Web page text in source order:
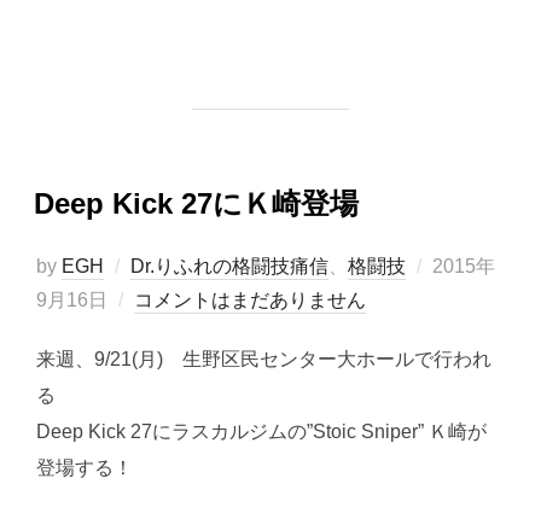
Deep Kick 27にＫ崎登場
by EGH Dr.りふれの格闘技痛信、 格闘技
投
2015年
9月16日
コメントはまだありません
来週、9/21(月) 生野区民センター大ホールで行われ
る
Deep Kick 27にラスカルジムの”Stoic Sniper” Ｋ崎が
登場する！